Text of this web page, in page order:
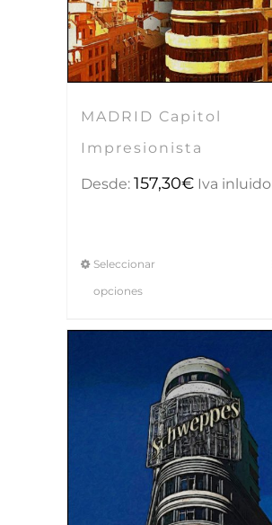
MADRID Capitol
Impresionista
Desde: 157,30€ Iva inluido
Seleccionar
opciones